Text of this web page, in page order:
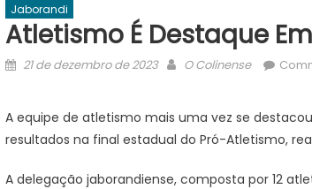
Jaborandi
Atletismo É Destaque
Posted
21 de dezembro de 2023 Author
O Colinense
A equipe de atletismo mais uma vez se
resultados na final estadual do Pró-Atletismo,
A delegação jaborandiense, composta por 12